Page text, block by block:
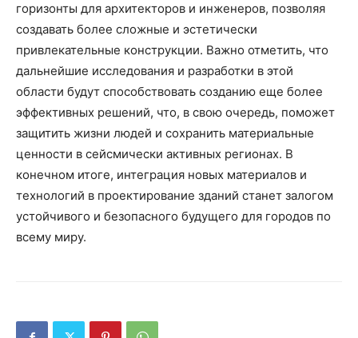
горизонты для архитекторов и инженеров, позволяя
создавать более сложные и эстетически
привлекательные конструкции. Важно отметить, что
дальнейшие исследования и разработки в этой
области будут способствовать созданию еще более
эффективных решений, что, в свою очередь, поможет
защитить жизни людей и сохранить материальные
ценности в сейсмически активных регионах. В
конечном итоге, интеграция новых материалов и
технологий в проектирование зданий станет залогом
устойчивого и безопасного будущего для городов по
всему миру.